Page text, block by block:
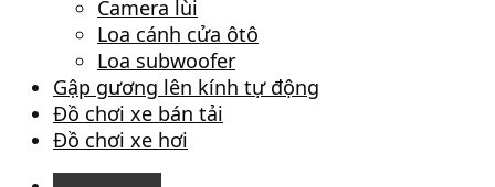
Camera lùi
Loa cánh cửa ôtô
Loa subwoofer
Gập gương lên kính tự động
Đồ chơi xe bán tải
Đồ chơi xe hơi